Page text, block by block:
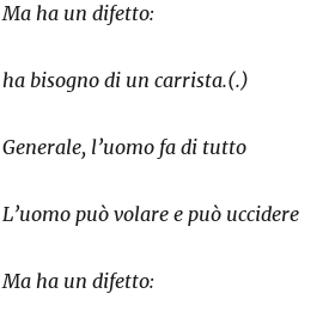
Ma ha un difetto:
ha bisogno di un carrista.(.)
Generale, l’uomo fa di tutto
L’uomo può volare e può uccidere
Ma ha un difetto: